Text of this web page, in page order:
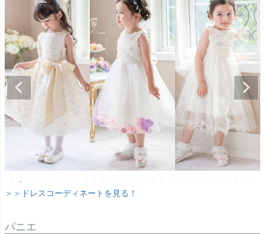
＞＞ドレスコーディネートを見る！
パニエ